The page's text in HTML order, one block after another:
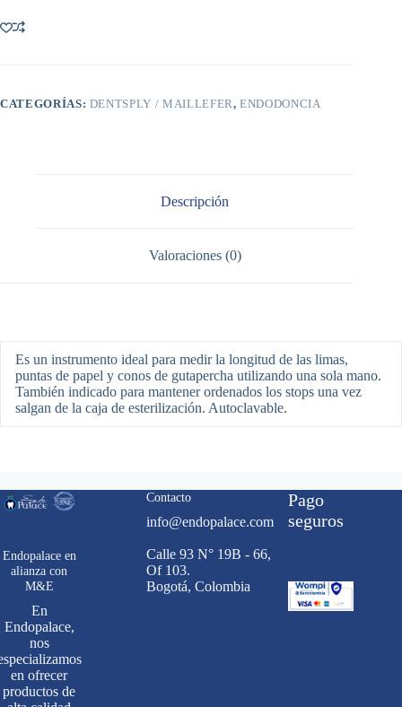
CATEGORÍAS: DENTSPLY / MAILLEFER,ENDODONCIA
Descripción
Valoraciones (0)
Es un instrumento ideal para medir la longitud de las limas,
puntas de papel y conos de gutapercha utilizando una sola mano.
También indicado para mantener ordenados los stops una vez
salgan de la caja de esterilización. Autoclavable.
Endopalace en
alianza con
M&E
En
Endopalace,
nos
en ofrecer
productos de
Contacto
info@endopalace.com
Calle 93 N° 19B - 66,
Of 103.
Bogotá, Colombia
Pago
seguros